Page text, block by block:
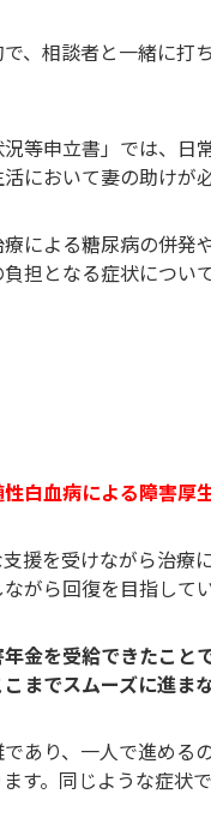
、相談者と一緒に打
等申立書」では、
において妻の助けが
による糖尿病の併発
担となる症状につい
白血病による障害厚
援を受けながら治
がら回復を目指して
金を受給できたこと
までスムーズに進ま
あり、一人で進める
す。同じような症状